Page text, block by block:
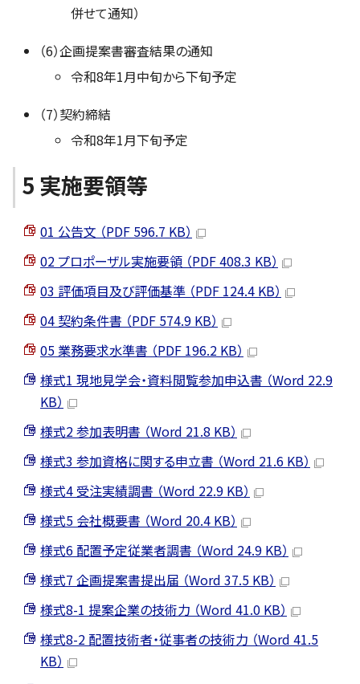
併せて通知）
（6）企画提案書審査結果の通知
令和8年1月中旬から下旬予定
（7）契約締結
令和8年1月下旬予定
5 実施要領等
01 公告文 （PDF 596.7 KB）
02 プロポーザル実施要領 （PDF 408.3 KB）
03 評価項目及び評価基準 （PDF 124.4 KB）
04 契約条件書 （PDF 574.9 KB）
05 業務要求水準書 （PDF 196.2 KB）
様式1 現地見学会・資料閲覧参加申込書 （Word 22.9
KB）
様式2 参加表明書 （Word 21.8 KB）
様式3 参加資格に関する申立書 （Word 21.6 KB）
様式4 受注実績調書 （Word 22.9 KB）
様式5 会社概要書 （Word 20.4 KB）
様式6 配置予定従業者調書 （Word 24.9 KB）
様式7 企画提案書提出届 （Word 37.5 KB）
様式8-1 提案企業の技術力 （Word 41.0 KB）
様式8-2 配置技術者・従事者の技術力 （Word 41.5
KB）